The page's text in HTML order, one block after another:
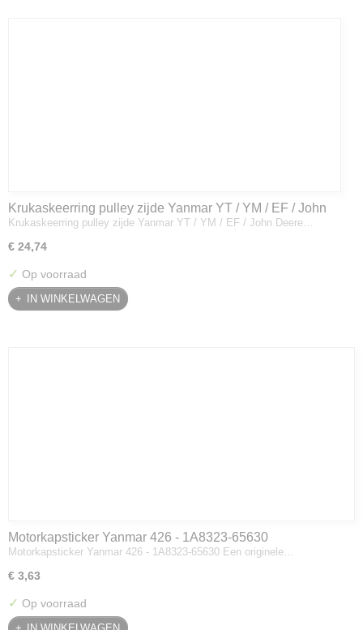
Krukaskeerring pulley zijde Yanmar YT / YM / EF / John
Deere - 119934-01800
Krukaskeerring pulley zijde Yanmar YT / YM / EF / John Deere…
€ 24,74
✓ Op voorraad
IN WINKELWAGEN
Motorkapsticker Yanmar 426 - 1A8323-65630
Motorkapsticker Yanmar 426 - 1A8323-65630 Een originele…
€ 3,63
✓ Op voorraad